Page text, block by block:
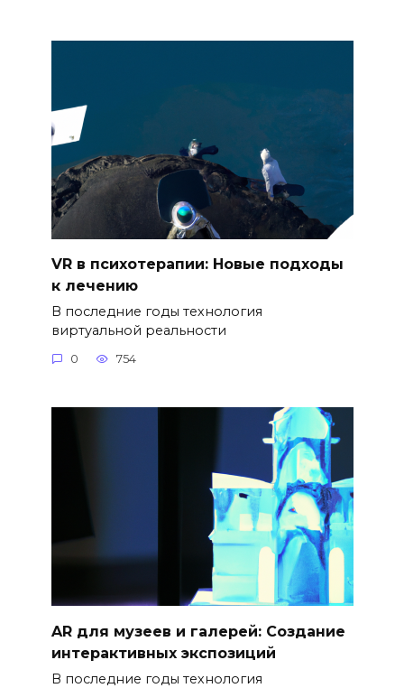
VR в психотерапии: Новые подходы
к лечению
В последние годы технология
виртуальной реальности
0 754
AR для музеев и галерей: Создание
интерактивных экспозиций
В последние годы технология